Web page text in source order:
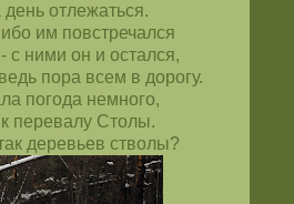
день отлежаться.
им повстречался
ними он и остался,
пора всем в дорогу.
погода немного,
перевалу Столы.
деревьев стволы?